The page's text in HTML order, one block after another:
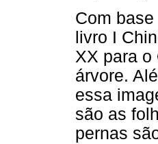
Com
livro I
XX para o
árvore.
essa
são as
pernas